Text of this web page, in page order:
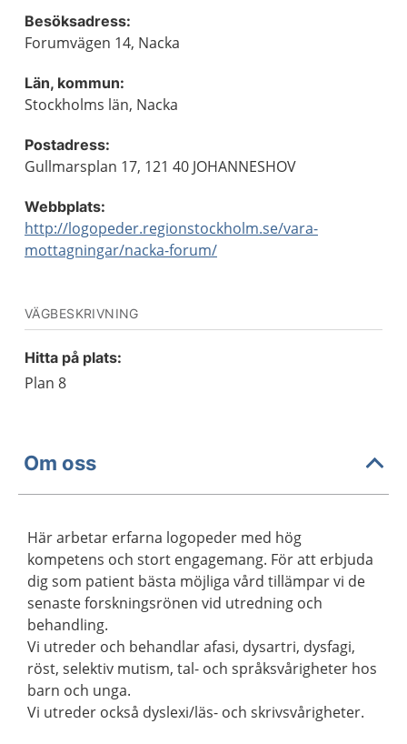
Besöksadress:
Forumvägen 14, Nacka
Län, kommun:
Stockholms län, Nacka
Postadress:
Gullmarsplan 17, 121 40 JOHANNESHOV
Webbplats:
http://logopeder.regionstockholm.se/vara-
mottagningar/nacka-forum/
VÄGBESKRIVNING
Hitta på plats:
Plan 8
Om oss
Här arbetar erfarna logopeder med hög
kompetens och stort engagemang. För att erbjuda
dig som patient bästa möjliga vård tillämpar vi de
senaste forskningsrönen vid utredning och
behandling.
Vi utreder och behandlar afasi, dysartri, dysfagi,
röst, selektiv mutism, tal- och språksvårigheter hos
barn och unga.
Vi utreder också dyslexi/läs- och skrivsvårigheter.